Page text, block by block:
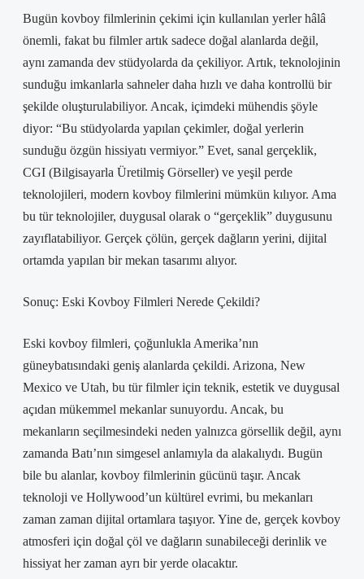
Bugün kovboy filmlerinin çekimi için kullanılan yerler hâlâ
önemli, fakat bu filmler artık sadece doğal alanlarda değil,
aynı zamanda dev stüdyolarda da çekiliyor. Artık, teknolojinin
sunduğu imkanlarla sahneler daha hızlı ve daha kontrollü bir
şekilde oluşturulabiliyor. Ancak, içimdeki mühendis şöyle
diyor: “Bu stüdyolarda yapılan çekimler, doğal yerlerin
sunduğu özgün hissiyatı vermiyor.” Evet, sanal gerçeklik,
CGI (Bilgisayarla Üretilmiş Görseller) ve yeşil perde
teknolojileri, modern kovboy filmlerini mümkün kılıyor. Ama
bu tür teknolojiler, duygusal olarak o “gerçeklik” duygusunu
zayıflatabiliyor. Gerçek çölün, gerçek dağların yerini, dijital
ortamda yapılan bir mekan tasarımı alıyor.
Sonuç: Eski Kovboy Filmleri Nerede Çekildi?
Eski kovboy filmleri, çoğunlukla Amerika’nın
güneybatısındaki geniş alanlarda çekildi. Arizona, New
Mexico ve Utah, bu tür filmler için teknik, estetik ve duygusal
açıdan mükemmel mekanlar sunuyordu. Ancak, bu
mekanların seçilmesindeki neden yalnızca görsellik değil, aynı
zamanda Batı’nın simgesel anlamıyla da alakalıydı. Bugün
bile bu alanlar, kovboy filmlerinin gücünü taşır. Ancak
teknoloji ve Hollywood’un kültürel evrimi, bu mekanları
zaman zaman dijital ortamlara taşıyor. Yine de, gerçek kovboy
atmosferi için doğal çöl ve dağların sunabileceği derinlik ve
hissiyat her zaman ayrı bir yerde olacaktır.